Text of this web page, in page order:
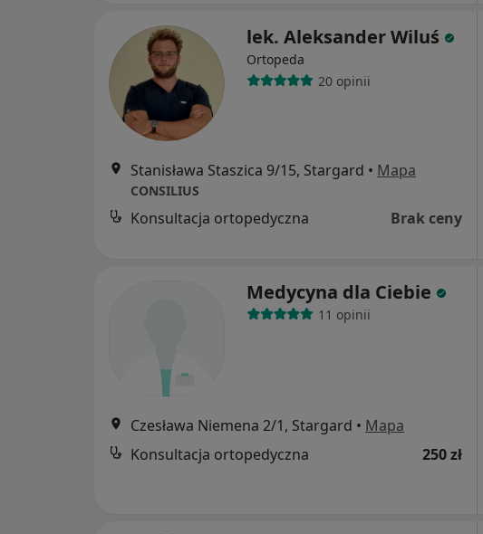
lek. Aleksander Wiluś
Ortopeda
20 opinii
Stanisława Staszica 9/15, Stargard • Mapa
CONSILIUS
Konsultacja ortopedyczna Brak ceny
Medycyna dla Ciebie
11 opinii
Czesława Niemena 2/1, Stargard • Mapa
Konsultacja ortopedyczna
250 zł